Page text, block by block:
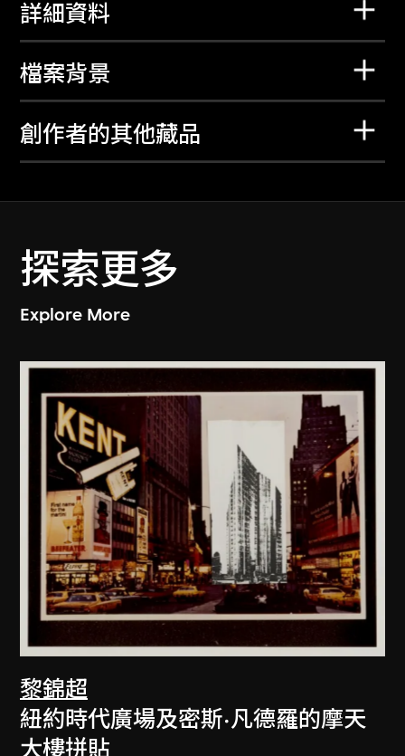
詳細資料
檔案背景
創作者的其他藏品
探索更多
Explore More
黎錦超
紐約時代廣場及密斯·凡德羅的摩天
大樓拼貼